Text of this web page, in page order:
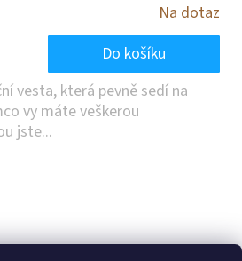
Na dotaz
Do košíku
vesta, která pevně sedí na
vy máte veškerou
jste...